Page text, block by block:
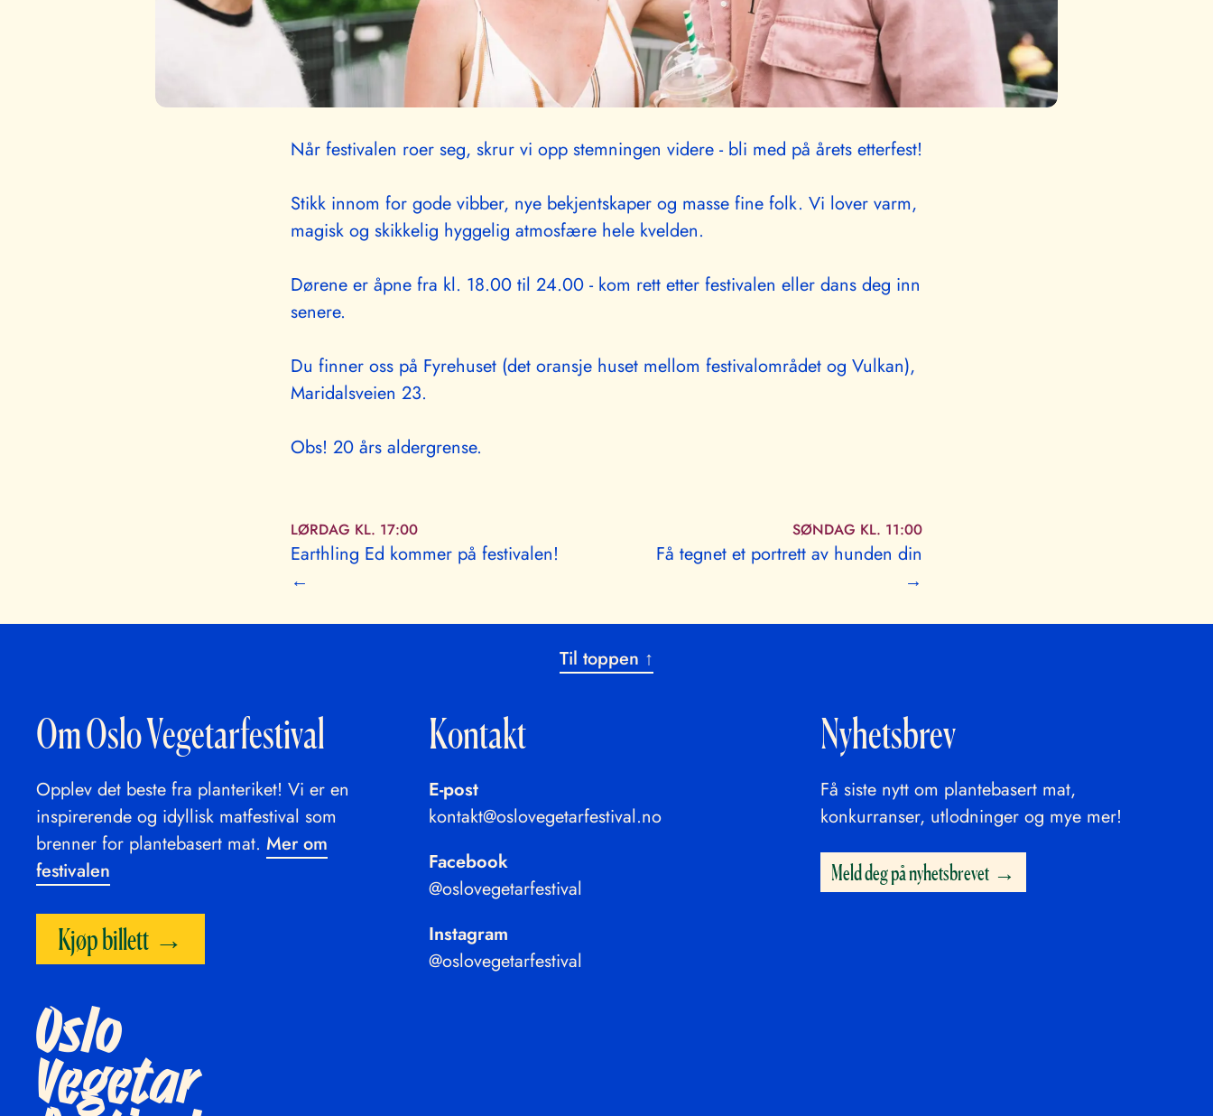
Når festivalen roer seg, skrur vi opp stemningen videre - bli med på årets etterfest!
Stikk innom for gode vibber, nye bekjentskaper og masse fine folk. Vi lover varm,
magisk og skikkelig hyggelig atmosfære hele kvelden.
Dørene er åpne fra kl. 18.00 til 24.00 - kom rett etter festivalen eller dans deg inn
senere.
Du finner oss på Fyrehuset (det oransje huset mellom festivalområdet og Vulkan),
Maridalsveien 23.
Obs! 20 års aldergrense.
LØRDAG KL. 17:00
Earthling Ed kommer på festivalen!
←
SØNDAG KL. 11:00
Få tegnet et portrett av hunden din
→
Til toppen ↑
Om Oslo Vegetarfestival
Opplev det beste fra planteriket! Vi er en
inspirerende og idyllisk matfestival som
brenner for plantebasert mat. Mer om
festivalen
Kjøp billett
Kontakt
E-post
kontakt@oslovegetarfestival.no
Facebook
@oslovegetarfestival
Instagram
@oslovegetarfestival
Nyhetsbrev
Få siste nytt om plantebasert mat,
konkurranser, utlodninger og mye mer!
Meld deg på nyhetsbrevet
Oslo
Vegetar